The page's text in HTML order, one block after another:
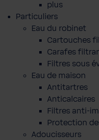
plus
Particuliers
Eau du robinet
Cartouches
Carafes
Filtres sous
Eau de maison
Antitartres
Anticalcaires
Filtres anti-
Protection
Adoucisseurs